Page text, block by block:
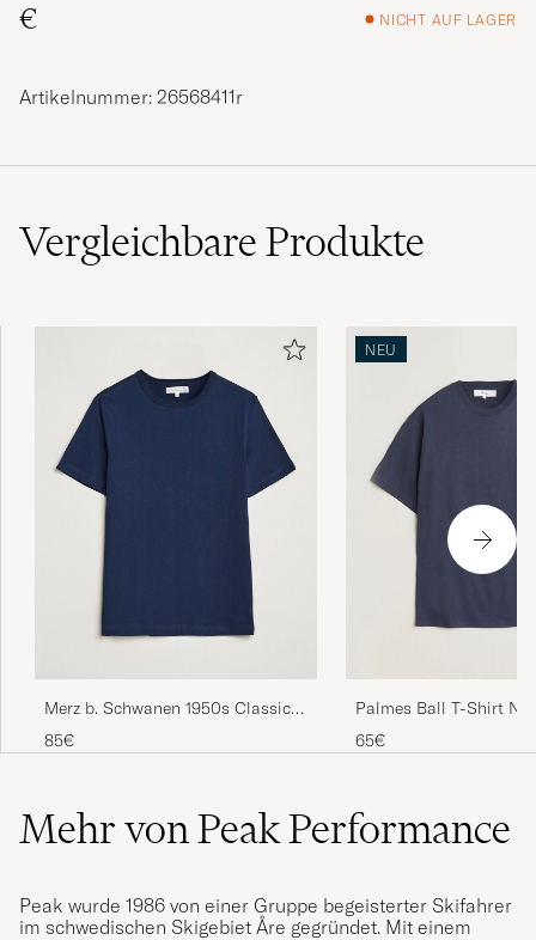
€
NICHT AUF LAGER
Artikelnummer: 26568411r
VergleichbareProdukte
Merz b. Schwanen 1950s Classic
Loopwheeled T-shirt Ink Blue
85€
NEU
Palmes Ball T-Shirt
65€
Mehr von Peak Performance
Peak wurde 1986 von einer Gruppe begeisterter Skifahrer
im schwedischen Skigebiet Åre gegründet. Mit einem